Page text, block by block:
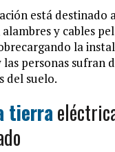
está destinado
y cables
la
personas sufran
del suelo.
tierra